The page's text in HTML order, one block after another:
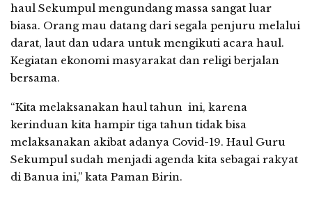
haul Sekumpul mengundang massa sangat luar
biasa. Orang mau datang dari segala penjuru melalui
darat, laut dan udara untuk mengikuti acara haul.
Kegiatan ekonomi masyarakat dan religi berjalan
bersama.
“Kita melaksanakan haul tahun ini, karena
kerinduan kita hampir tiga tahun tidak bisa
melaksanakan akibat adanya Covid-19. Haul Guru
Sekumpul sudah menjadi agenda kita sebagai rakyat
di Banua ini,” kata Paman Birin.